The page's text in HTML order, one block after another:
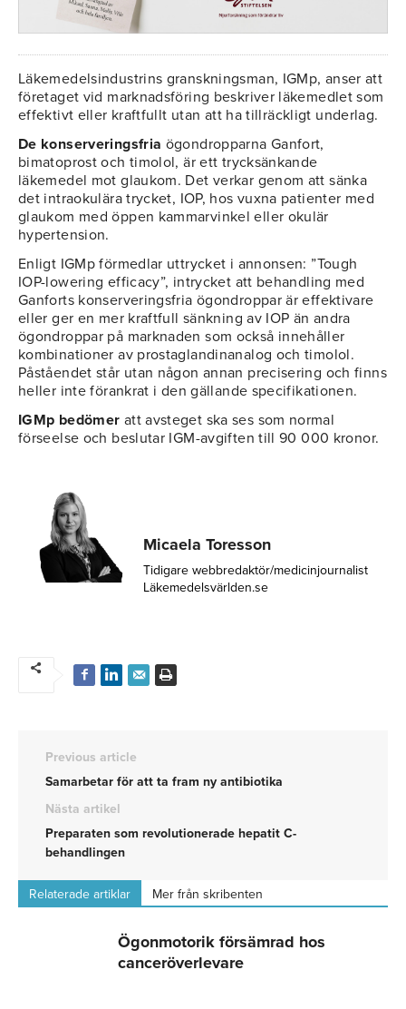
Läkemedelsindustrins granskningsman, IGMp, anser att
företaget vid marknadsföring beskriver läkemedlet som
effektivt eller kraftfullt utan att ha tillräckligt underlag.
De konserveringsfria ögondropparna Ganfort,
bimatoprost och timolol, är ett trycksänkande
läkemedel mot glaukom. Det verkar genom att sänka
det intraokulära trycket, IOP, hos vuxna patienter med
glaukom med öppen kammarvinkel eller okulär
hypertension.
Enligt IGMp förmedlar uttrycket i annonsen: ”Tough
IOP-lowering efficacy”, intrycket att behandling med
Ganforts konserveringsfria ögondroppar är effektivare
eller ger en mer kraftfull sänkning av IOP än andra
ögondroppar på marknaden som också innehåller
kombinationer av prostaglandinanalog och timolol.
Påståendet står utan någon annan precisering och finns
heller inte förankrat i den gällande specifikationen.
IGMp bedömer att avsteget ska ses som normal
förseelse och beslutar IGM-avgiften till 90 000 kronor.
Micaela Toresson
Tidigare webbredaktör/medicinjournalist
Läkemedelsvärlden.se
Previous article
Samarbetar för att ta fram ny antibiotika
Nästa artikel
Preparaten som revolutionerade hepatit C-
behandlingen
Relaterade artiklar Mer från skribenten
Ögonmotorik försämrad hos
canceröverlevare